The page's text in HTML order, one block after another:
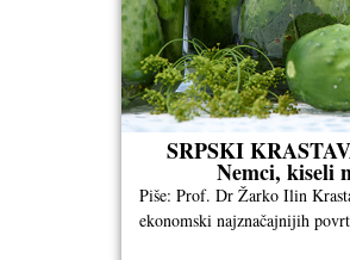
SRPSKI
Nemci, kiseli
Piše: Prof. Dr Žarko Ilin
ekonomski najznačajnijih